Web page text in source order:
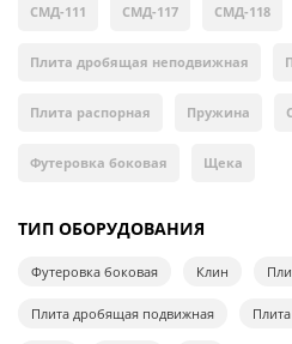
СМД-111 СМД-117 СМД-118
Плита дробящая неподвижная
Плита распорная Пружина
Футеровка боковая Щека
ТИП ОБОРУДОВАНИЯ
Футеровка боковая Клин
Плита дробящая подвижная